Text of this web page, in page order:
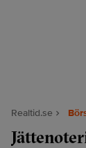
Realtid.se